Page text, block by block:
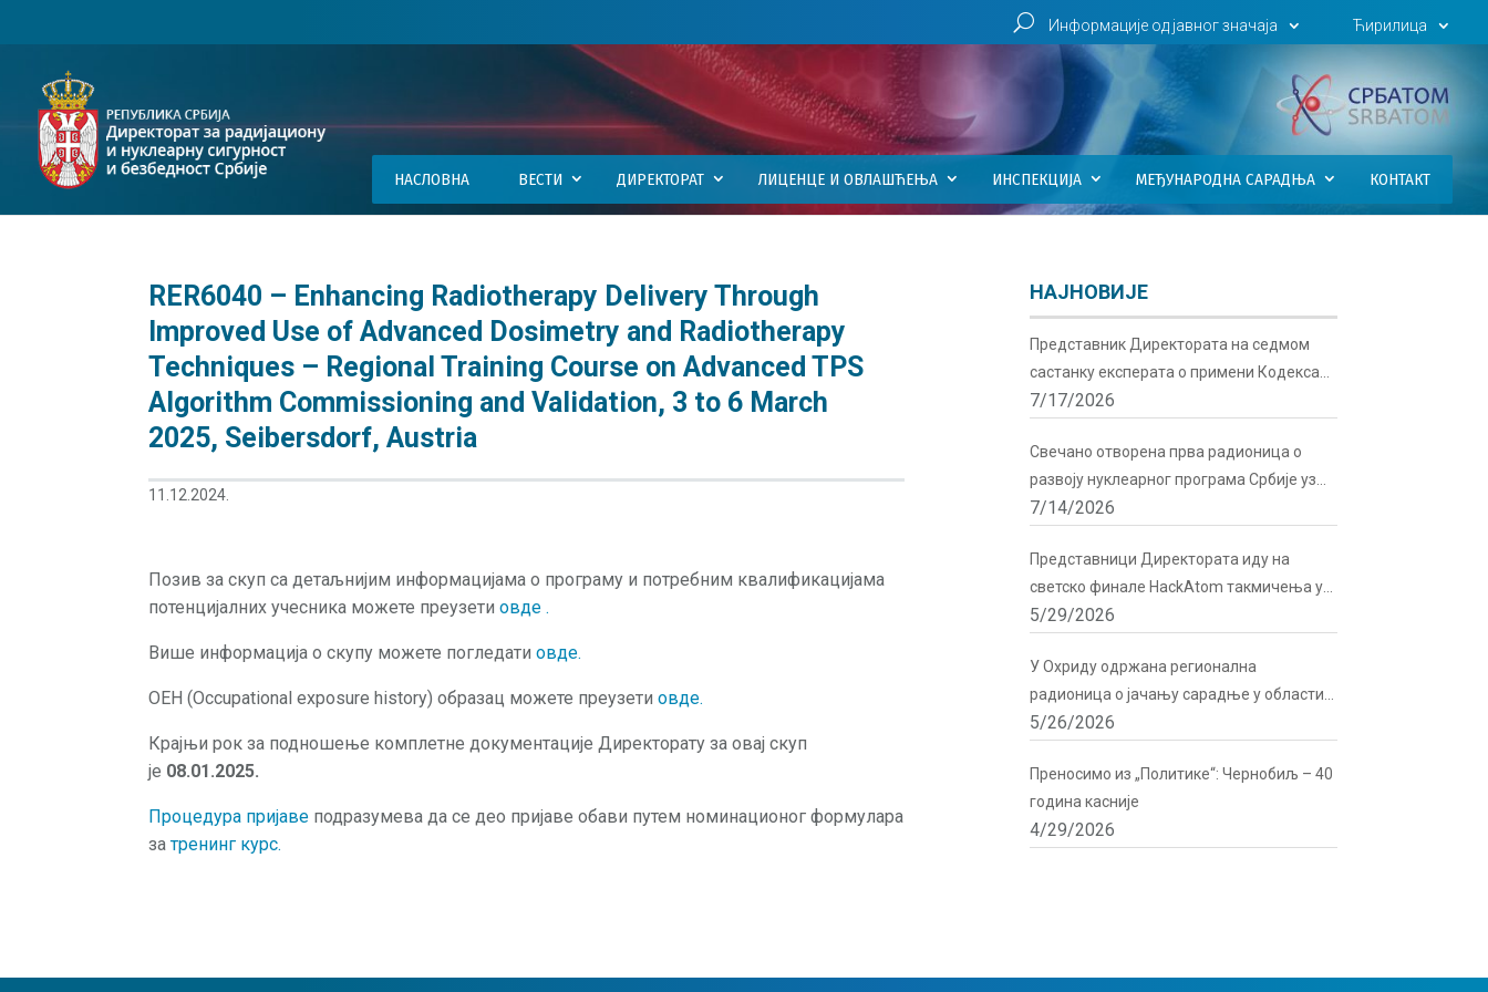
U Информације од јавног значаја Ћирилица
НАСЛОВНА ВЕСТИ ДИРЕКТОРАТ ЛИЦЕНЦЕ И ОВЛАШЋЕЊА ИНСПЕКЦИЈА МЕЂУНАРОДНА САРАДЊА КОНТАКТ
RER6040 – Enhancing Radiotherapy Delivery Through
Improved Use of Advanced Dosimetry and Radiotherapy
Techniques – Regional Training Course on Advanced TPS
Algorithm Commissioning and Validation, 3 to 6 March
2025, Seibersdorf, Austria
11.12.2024.
Позив за скуп са детаљнијим информацијама о програму и потребним квалификацијама
потенцијалних учесника можете преузетиовде.
Више информација о скупу можете погледатиовде.
OEH (Occupational exposure history) образац можете преузетиовде.
Крајњи рок за подношење комплетне документације Директорату за овај скуп
је 08.01.2025.
Процедура пријаве подразумева да се део пријаве обави путем номинационог формулара
затренинг курс.
НАЈНОВИЈЕ
Представник Директората на седмом
састанку експерата о примени Кодекса
понашања о сигурности и безбедности
7/17/2026
Свечано отворена прва радионица о
развоју нуклеарног програма Србије уз
подршку Директората
7/14/2026
Представници Директората иду на
светско финале HackAtom такмичења у
Русији
5/29/2026
У Охриду одржана регионална
радионица о јачању сарадње у области
радијационе и нуклеарне сигурности
5/26/2026
Преносимо из „Политике“: Чернобиљ – 40
година касније
4/29/2026